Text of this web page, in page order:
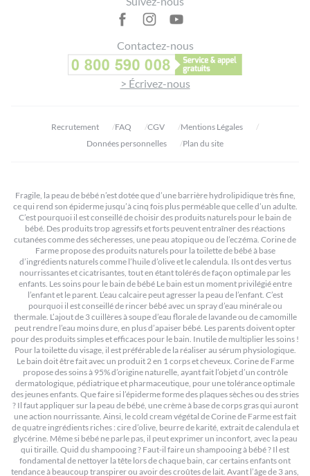
Contactez-nous
> Écrivez-nous
Recrutement FAQ CGV
Mentions Légales
Données personnelles
Plan du site
Fragile, la peau de bébé n’est dotée que d’une barrière hydrolipidique très fine,
ce qui rend son épiderme jusqu’à cinq fois plus perméable que celle d’un adulte.
C’est pourquoi il est conseillé de choisir des produits naturels pour le bain de
bébé. Des produits trop agressifs et forts peuvent entraîner des réactions
cutanées comme des sécheresses, une peau atopique ou de l’eczéma. Corine de
Farme propose des produits naturels pour la toilette de bébé à base
d’ingrédients naturels comme l’huile d’olive et le calendula. Ils ont des vertus
nourrissantes et cicatrisantes, tout en étant tolérés de façon optimale par les
enfants. Les soins pour le bain de bébé Le bain est un moment privilégié entre
l’enfant et le parent. L’eau calcaire peut agresser la peau de l’enfant. C’est
pourquoi il est conseillé de rincer bébé avec un spray d’eau minérale ou
thermale. L’ajout de 3 cuillères à soupe d’eau florale de lavande ou de camomille
peut rendre l’eau moins dure, en plus d’apaiser bébé. Les parents doivent opter
pour des produits simples et efficaces pour le bain. Inutile de multiplier les soins !
Pour la toilette du visage, il est préférable de la réaliser au sérum physiologique.
Le bain doit être fait avec un produit 2 en 1 corps et cheveux. Corine de Farme
propose des soins à 95% d’origine naturelle, ayant fait l’objet d’un contrôle
dermatologique, pédiatrique et pharmaceutique, pour une tolérance optimale
des jeunes enfants. Que faire si l’épiderme forme des plaques sèches ou des stries
? Il faut appliquer sur la peau de bébé, une crème à base de corps gras qui auront
une action nourrissante. Ainsi, le cold cream végétal de Corine de Farme est fait
de quatre ingrédients riches : cire d’olive, beurre de karité, extrait de calendula et
glycérine. Même si bébé ne parle pas, il peut exprimer un inconfort, avec la peau
qui tiraille. Quid du shampooing ? Faut-il faire un shampooing à bébé ? Il est
fondamental de nettoyer la tête lors de chaque bain, car certains enfants ont
tendance à beaucoup transpirer ou avoir des croûtes de lait. Avant l’âge de 3 ans,